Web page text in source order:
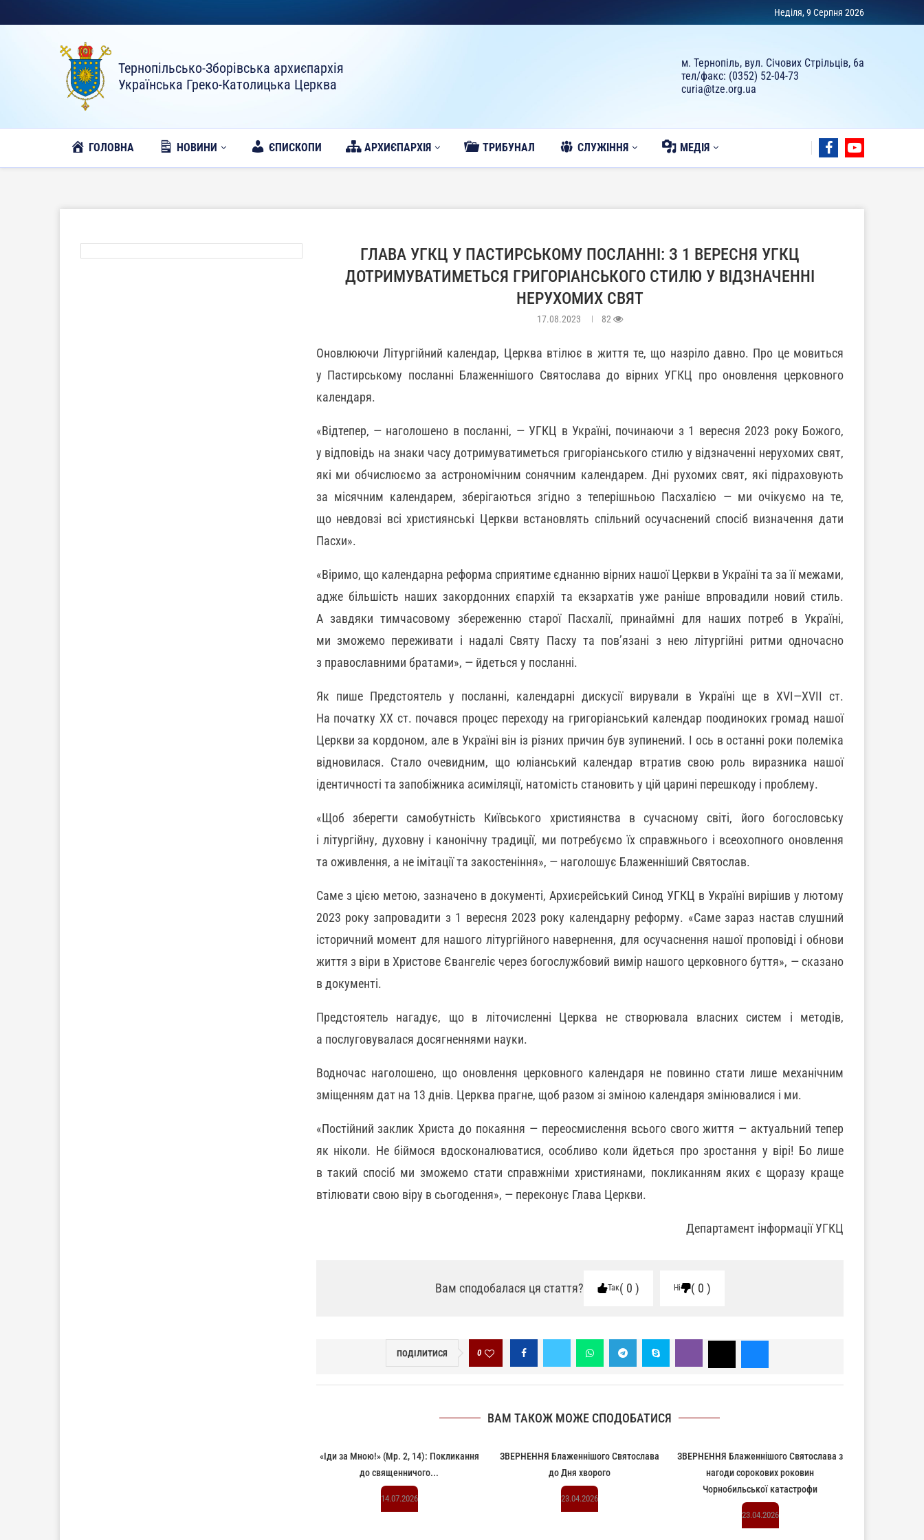
Неділя, 9 Серпня 2026
Тернопільсько-Зборівська архиєпархія
Українська Греко-Католицька Церква
м. Тернопіль, вул. Січових Стрільців, 6а
тел/факс: (0352) 52-04-73
curia@tze.org.ua
ГОЛОВНА НОВИНИ ЄПИСКОПИ АРХИЄПАРХІЯ ТРИБУНАЛ CЛУЖІННЯ МЕДІЯ
ГЛАВА УГКЦ У ПАСТИРСЬКОМУ ПОСЛАННІ: З 1 ВЕРЕСНЯ УГКЦ
ДОТРИМУВАТИМЕТЬСЯ ГРИГОРІАНСЬКОГО СТИЛЮ У ВІДЗНАЧЕННІ
НЕРУХОМИХ СВЯТ
17.08.2023 82
Оновлюючи Літургійний календар, Церква втілює в життя те, що назріло давно. Про це мовиться
у Пастирському посланні Блаженнішого Святослава до вірних УГКЦ про оновлення церковного
календаря.
«Відтепер, — наголошено в посланні, — УГКЦ в Україні, починаючи з 1 вересня 2023 року Божого,
у відповідь на знаки часу дотримуватиметься григоріанського стилю у відзначенні нерухомих свят,
які ми обчислюємо за астрономічним сонячним календарем. Дні рухомих свят, які підраховують
за місячним календарем, зберігаються згідно з теперішньою Пасхалією — ми очікуємо на те,
що невдовзі всі християнські Церкви встановлять спільний осучаснений спосіб визначення дати
Пасхи».
«Віримо, що календарна реформа сприятиме єднанню вірних нашої Церкви в Україні та за її межами,
адже більшість наших закордонних єпархій та екзархатів уже раніше впровадили новий стиль.
А завдяки тимчасовому збереженню старої Пасхалії, принаймні для наших потреб в Україні,
ми зможемо переживати і надалі Святу Пасху та пов’язані з нею літургійні ритми одночасно
з православними братами», — йдеться у посланні.
Як пише Предстоятель у посланні, календарні дискусії вирували в Україні ще в XVI—XVII ст.
На початку ХХ ст. почався процес переходу на григоріанський календар поодиноких громад нашої
Церкви за кордоном, але в Україні він із різних причин був зупинений. І ось в останні роки полеміка
відновилася. Стало очевидним, що юліанський календар втратив свою роль виразника нашої
ідентичності та запобіжника асиміляції, натомість становить у цій царині перешкоду і проблему.
«Щоб зберегти самобутність Київського християнства в сучасному світі, його богословську
і літургійну, духовну і канонічну традиції, ми потребуємо їх справжнього і всеохопного оновлення
та оживлення, а не імітації та закостеніння», — наголошує Блаженніший Святослав.
Саме з цією метою, зазначено в документі, Архиєрейський Синод УГКЦ в Україні вирішив у лютому
2023 року запровадити з 1 вересня 2023 року календарну реформу. «Саме зараз настав слушний
історичний момент для нашого літургійного навернення, для осучаснення нашої проповіді і обнови
життя з віри в Христове Євангеліє через богослужбовий вимір нашого церковного буття», — сказано
в документі.
Предстоятель нагадує, що в літочисленні Церква не створювала власних систем і методів,
а послуговувалася досягненнями науки.
Водночас наголошено, що оновлення церковного календаря не повинно стати лише механічним
зміщенням дат на 13 днів. Церква прагне, щоб разом зі зміною календаря змінювалися і ми.
«Постійний заклик Христа до покаяння — переосмислення всього свого життя — актуальний тепер
як ніколи. Не біймося вдосконалюватися, особливо коли йдеться про зростання у вірі! Бо лише
в такий спосіб ми зможемо стати справжніми християнами, покликанням яких є щоразу краще
втілювати свою віру в сьогодення», — переконує Глава Церкви.
Департамент інформації УГКЦ
Вам сподобалася ця стаття? Так 0 Ні 0
ПОДІЛИТИСЯ 0
ВАМ ТАКОЖ МОЖЕ СПОДОБАТИСЯ
«Іди за Мною!» (Мр. 2, 14): Покликання
до священничого...
14.07.2026
ЗВЕРНЕННЯ Блаженнішого Святослава
до Дня хворого
23.04.2026
ЗВЕРНЕННЯ Блаженнішого Святослава з
нагоди сорокових роковин
Чорнобильської катастрофи
23.04.2026